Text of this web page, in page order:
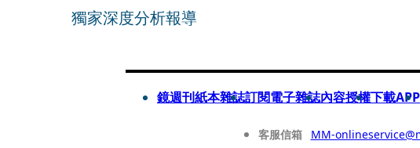
獨家深度分析報導
鏡週刊紙本雜誌訂閱電子雜誌內容授權下載APP
客服信箱 MM-